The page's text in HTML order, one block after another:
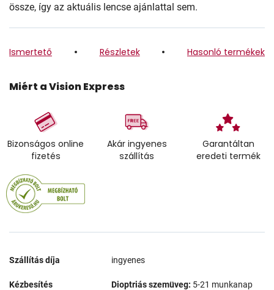
össze, így az aktuális lencse ajánlattal sem.
Ismertető Részletek Hasonló termékek
Miért a Vision Express
Bizonságos online
fizetés
Akár ingyenes
szállítás
Garantáltan
eredeti termék
Szállítás díja ingyenes
Kézbesítés Dioptriás szemüveg: 5-21 munkanap